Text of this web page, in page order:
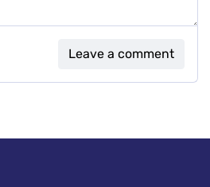
Leave a comment